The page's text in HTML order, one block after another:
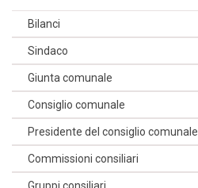
Bilanci
Sindaco
Giunta comunale
Consiglio comunale
Presidente del consiglio comunale
Commissioni consiliari